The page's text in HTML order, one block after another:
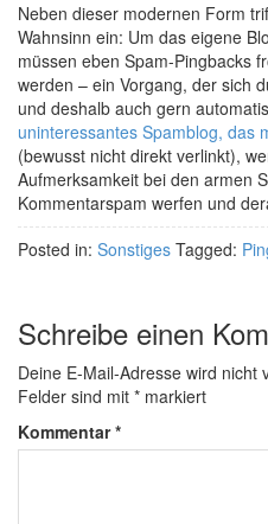
Neben dieser modernen Form
Wahnsinn ein: Um das eigene
müssen eben Spam-Pingbacks
werden – ein Vorgang, der sich
und deshalb auch gern
uninteressantes Spamblog, das
(bewusst nicht direkt verlinkt),
Aufmerksamkeit bei den armen
Kommentarspam werfen und
Posted in: Sonstiges Tagged:
Schreibe einen
Deine E-Mail-Adresse wird nicht
Felder sind mit * markiert
Kommentar*